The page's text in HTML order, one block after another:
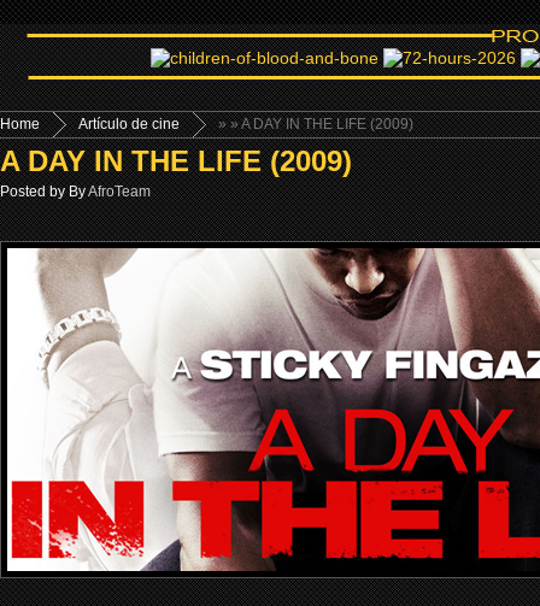
Home »
Artículo de cine » A DAY IN THE LIFE (2009)
A DAY IN THE LIFE (2009)
Posted by ByAfroTeam